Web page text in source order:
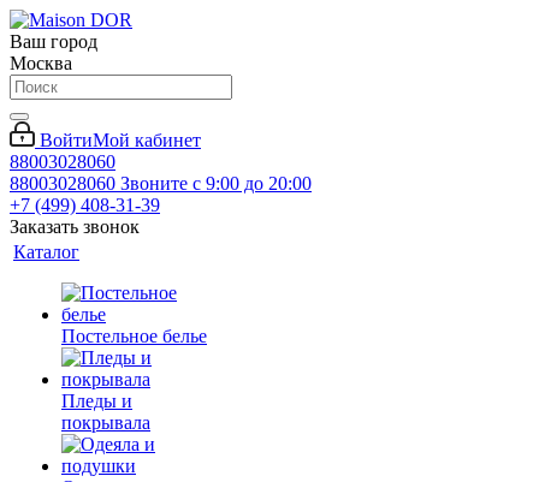
Ваш город
Москва
ВойтиМой кабинет
88003028060
88003028060 Звоните с 9:00 до 20:00
+7 (499) 408-31-39
Заказать звонок
Каталог
Постельное белье
Пледы и
покрывала